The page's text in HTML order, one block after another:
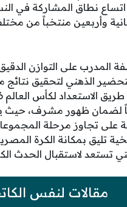
نطاق المشاركة في
وأربعين منتخباً من
المدرب على التوازن
الذهني لتحقيق
لضمان ظهور مشرف، حيث
على تجاوز مرحلة
تليق بمكانة الكرة
تستعد لاستقبال الحدث
مقالات لنفس